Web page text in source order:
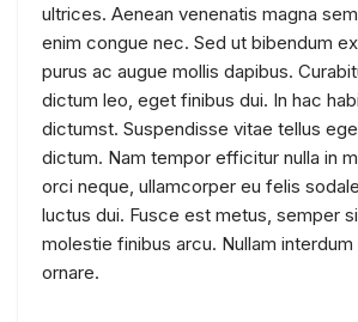
ultrices. Aenean venenatis magna
enim congue nec. Sed ut bibendum
purus ac augue mollis dapibus.
dictum leo, eget finibus dui. In hac
dictumst. Suspendisse vitae tellus
dictum. Nam tempor efficitur nulla in
orci neque, ullamcorper eu felis
luctus dui. Fusce est metus, semper
molestie finibus arcu. Nullam interdum
ornare.